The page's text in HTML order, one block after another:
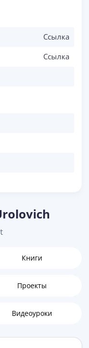
Ссылка
Ссылка
Книги
Проекты
Видеоуроки